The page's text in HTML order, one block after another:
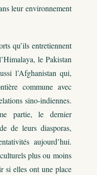
leur environnement
qu’ils entretiennent
le Pakistan
l’Afghanistan qui,
commune avec
sino-indiennes.
partie, le dernier
de leurs diasporas,
aujourd’hui.
plus ou moins
si elles ont une place